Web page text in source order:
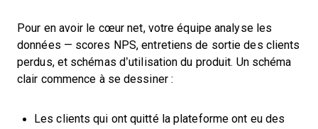
Pour en avoir le cœur net, votre équipe analyse les
données — scores NPS, entretiens de sortie des clients
perdus, et schémas d’utilisation du produit. Un schéma
clair commence à se dessiner :
Les clients qui ont quitté la plateforme ont eu des